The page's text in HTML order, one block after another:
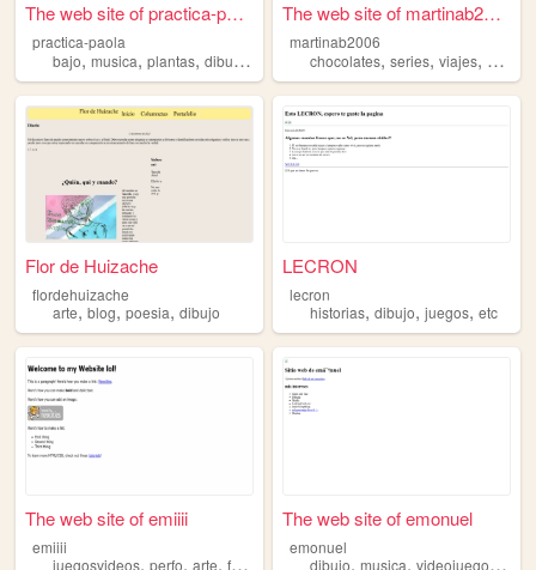
The web site of practica-pao...
practica-paola
bajo,musica, plantas, dibujo ,
The web site of martinab2006
martinab2006
chocolates,series,viajes, dibujo
Flor de Huizache
flordehuizache
arte, blog, poesia, dibujo
LECRON
lecron
historias,dibujo,juegos,etc
The web site of emiiii
emiiii
juegosvideos, perfo, arte, fotos
The web site of emonuel
emonuel
dibujo,musica,videojuegos ,